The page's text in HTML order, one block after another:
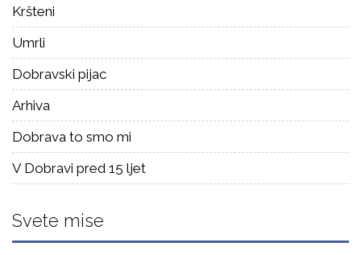
Kršteni
Umrli
Dobravski pijac
Arhiva
Dobrava to smo mi
V Dobravi pred 15 ljet
Svete mise